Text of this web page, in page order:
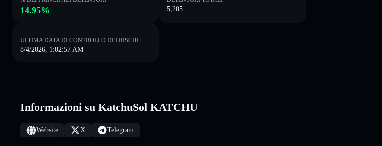
14.95% 5,205
ULTIMA DATA DI CONTROLLO DEI RISCHI
8/4/2026, 1:02:57 AM
Informazioni su KatchuSol KATCHU
Website X Telegram